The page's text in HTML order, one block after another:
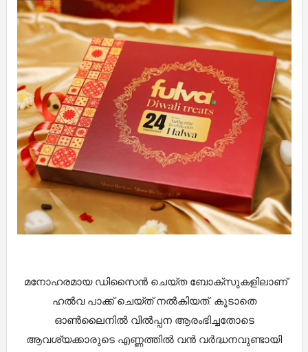
മനോഹരമായ ഡിസൈൻ ചെയ്ത ബോക്സുകളിലാണ്
ഹൽവ പാക്ക് ചെയ്ത് നൽകിയത്. കൂടാതെ
ഓൺലൈനിൽ വിൽപ്പന ആരംഭിച്ചതോടെ
ആവശ്യക്കാരുടെ എണ്ണത്തിൽ വൻ വർദ്ധനവുണ്ടായി